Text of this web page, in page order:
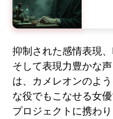
抑制された感情表現、
そして表現力豊かな
は、カメレオンのよ
な役でもこなせる女
プロジェクトに携わ